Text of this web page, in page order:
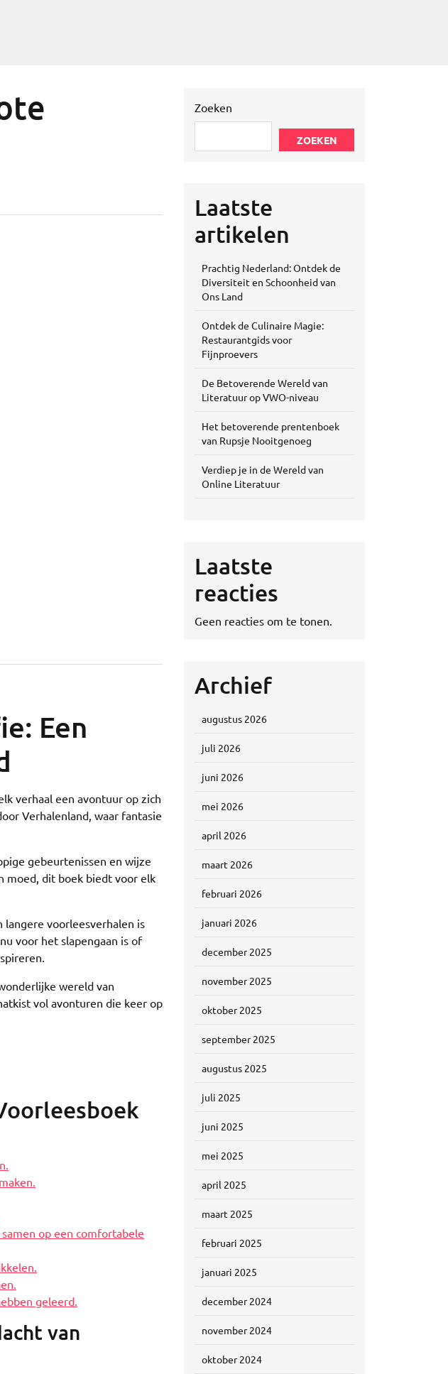
Een
verhaal een avontuur op zich
Verhalenland, waar fantasie
gebeurtenissen en wijze
moed, dit boek biedt voor elk
voorleesverhalen is
voor het slapengaan is of
wereld van
vol avonturen die keer op
op een comfortabele
geleerd.
van
Zoeken
ZOEKEN
Laatste
artikelen
Prachtig Nederland: Ontdek de
Diversiteit en Schoonheid van
Ons Land
Ontdek de Culinaire Magie:
Restaurantgids voor
Fijnproevers
De Betoverende Wereld van
Literatuur op VWO-niveau
Het betoverende prentenboek
van Rupsje Nooitgenoeg
Verdiep je in de Wereld van
Online Literatuur
Laatste
reacties
Geen reacties om te tonen.
Archief
augustus 2026
juli 2026
juni 2026
mei 2026
april 2026
maart 2026
februari 2026
januari 2026
december 2025
november 2025
oktober 2025
september 2025
augustus 2025
juli 2025
juni 2025
mei 2025
april 2025
maart 2025
februari 2025
januari 2025
december 2024
november 2024
oktober 2024